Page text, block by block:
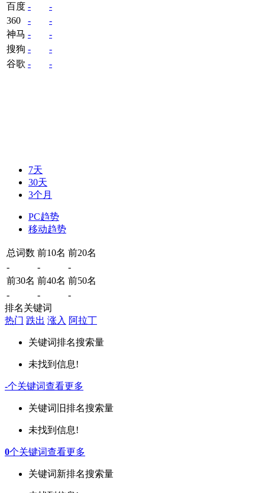
百度 -
-
360
-
-
神马 -
-
搜狗 -
-
谷歌 - -
7天
30天
3个月
PC趋势
移动趋势
总词数 前10名 前20名
-
-
-
前30名 前40名 前50名
-
-
-
排名关键词
热门 跌出 涨入 阿拉丁
关键词排名搜索量
未找到信息!
-个关键词查看更多
关键词 旧排名搜索量
未找到信息!
0个关键词查看更多
关键词新排名搜索量